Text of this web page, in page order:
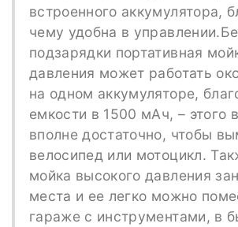
встроенного аккумулятора,
чему удобна в
подзарядки портативная
давления может работать
на одном аккумуляторе,
емкости в 1500 мАч, – этого
вполне достаточно, чтобы
велосипед или мотоцикл.
мойка высокого давления
места и ее легко можно
гараже с инструментами, в